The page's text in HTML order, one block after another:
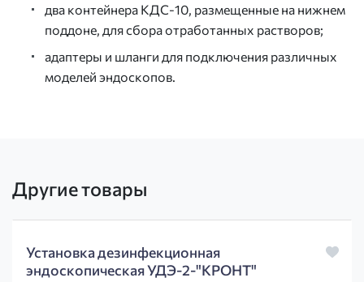
два контейнера КДС-10, размещенные на нижнем
поддоне, для сбора отработанных растворов;
адаптеры и шланги для подключения различных
моделей эндоскопов.
Другие товары
Установка дезинфекционная
эндоскопическая УДЭ-2-"КРОНТ"